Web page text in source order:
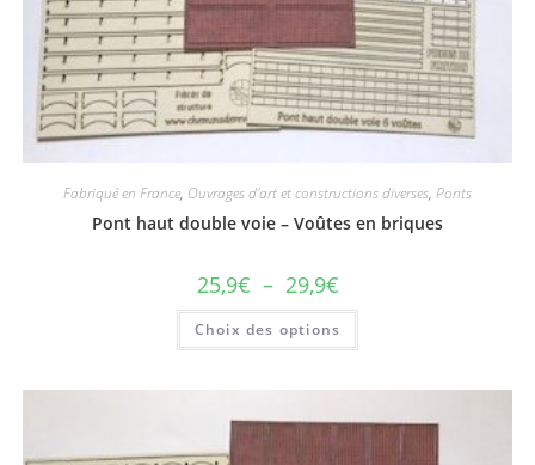
Fabriqué en France, Ouvrages d'art et constructions diverses, Ponts
Pont haut double voie – Voûtes en briques
25,9€ – 29,9€
Choix des options